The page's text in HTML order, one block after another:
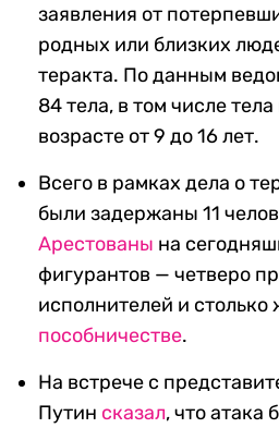
заявления от
родных или близких
теракта. По данным
84 тела, в том числе
возрасте от 9 до 16 лет.
Всего в рамках дела о
были задержаны 11
Арестованы на
фигурантов — четверо
исполнителей и
пособничестве.
На встрече с
Путин сказал, что атака